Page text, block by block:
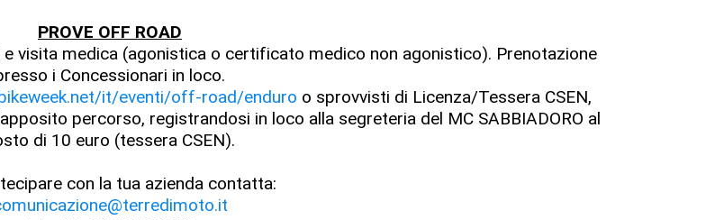
PROVE OFF ROAD
visita medica (agonistica o certificato medico non agonistico). Prenotazione
i Concessionari in loco.
it/eventi/off-road/enduro o sprovvisti di Licenza/Tessera CSEN,
percorso, registrandosi in loco alla segreteria del MC SABBIADORO al
di 10 euro (tessera CSEN).
con la tua azienda contatta: